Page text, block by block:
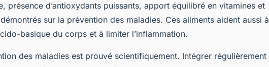
présence d’antioxydants puissants, apport équilibré en vitamines et
sur la prévention des maladies. Ces aliments aident aussi à
basique du corps et à limiter l’inflammation.
des maladies est prouvé scientifiquement. Intégrer régulièrement